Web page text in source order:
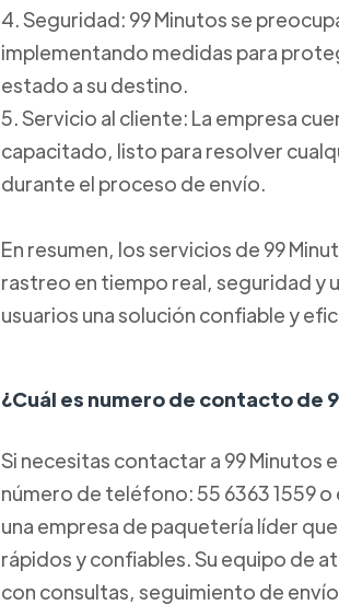
4. Seguridad: 99 Minutos se
implementando medidas para
estado a su destino.
5. Servicio al cliente: La empresa
capacitado, listo para resolver
durante el proceso de envío.
En resumen, los servicios de 99
rastreo en tiempo real, seguridad y
usuarios una solución confiable y
¿Cuál es numero de contacto de
Si necesitas contactar a 99 Minutos
número de teléfono: 55 6363 1559
una empresa de paquetería líder
rápidos y confiables. Su equipo de
con consultas, seguimiento de